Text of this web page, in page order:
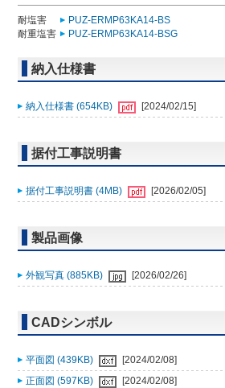
耐塩害
PUZ-ERMP63KA14-BS
耐重塩害
PUZ-ERMP63KA14-BSG
納入仕様書
納入仕様書 (654KB) [2024/02/15]
据付工事説明書
据付工事説明書 (4MB) [2026/02/05]
製品画像
外観写真 (885KB) [2026/02/26]
CADシンボル
平面図 (439KB)
[2024/02/08]
正面図 (597KB)
[2024/02/08]